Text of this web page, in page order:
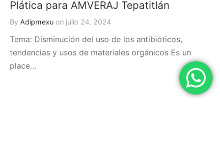
Plática para AMVERAJ Tepatitlán
By Adipmexu on julio 24, 2024
Tema: Disminución del uso de los antibióticos,
tendencias y usos de materiales orgánicos Es un
place…